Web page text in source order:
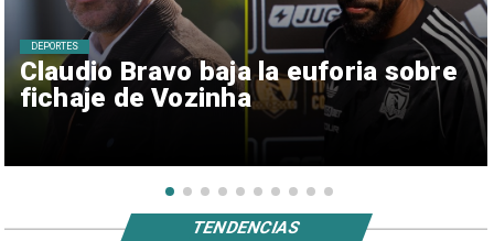
Claudio Bravo baja la euforia sobre
fichaje de Vozinha
DEPORTES
TENDENCIAS